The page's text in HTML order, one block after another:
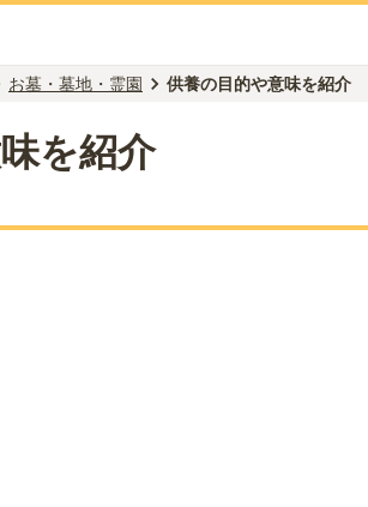
お墓・墓地・霊園 供養の目的や意味を紹介
を紹介